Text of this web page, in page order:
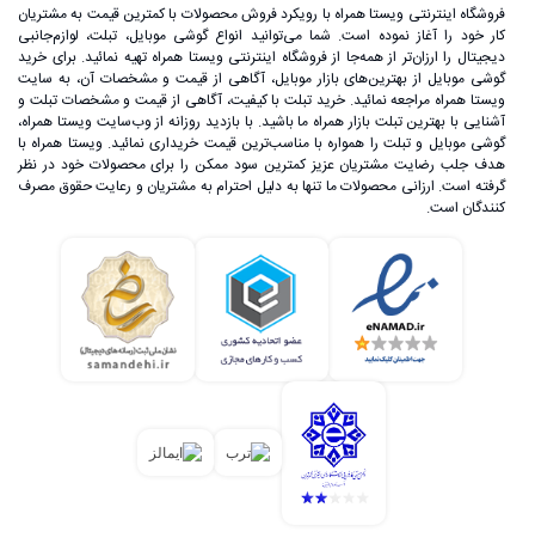
فروشگاه اینترنتی ویستا همراه با رویکرد فروش محصولات با کمترین قیمت به مشتریان
کار خود را آغاز نموده است. شما می‌توانید انواع گوشی موبایل، تبلت، لوازم‌جانبی
دیجیتال را ارزان‌تر از همه‌جا از فروشگاه اینترنتی ویستا همراه تهیه نمائید. برای خرید
گوشی موبایل از بهترین‌های بازار موبایل، آگاهی از قیمت و مشخصات آن، به ‌سایت
ویستا همراه مراجعه نمائید. خرید تبلت با کیفیت، آگاهی از قیمت و مشخصات تبلت و
آشنایی با بهترین تبلت بازار همراه ما باشید. با بازدید روزانه از وب‌سایت ویستا همراه،
گوشی موبایل و تبلت را همواره با مناسب‌ترین قیمت خریداری نمائید. ویستا همراه با
هدف جلب رضایت مشتریان عزیز کمترین سود ممکن را برای محصولات خود در نظر
گرفته است. ارزانی محصولات ما تنها به دلیل احترام به مشتریان و رعایت حقوق مصرف
کنندگان است.